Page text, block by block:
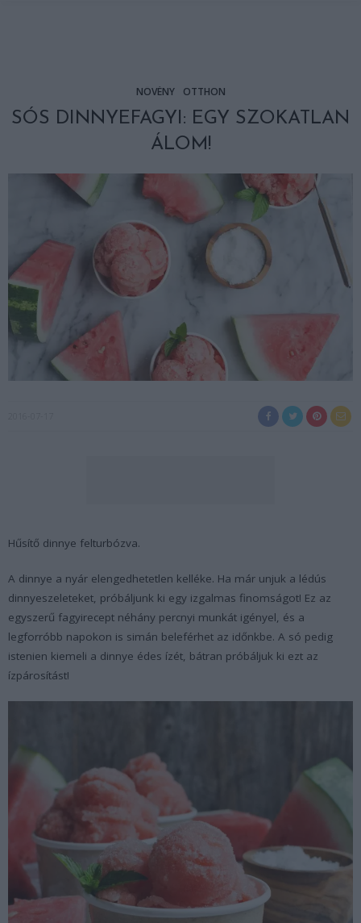
NÖVÉNY OTTHON
SÓS DINNYEFAGYI: EGY SZOKATLAN
ÁLOM!
Hűsítő dinnye felturbózva.
A dinnye a nyár elengedhetetlen kelléke. Ha már unjuk a lédús
dinnyeszeleteket, próbáljunk ki egy izgalmas finomságot! Ez az
egyszerű fagyirecept néhány percnyi munkát igényel, és a
legforróbb napokon is simán beleférhet az időnkbe. A só pedig
istenien kiemeli a dinnye édes ízét, bátran próbáljuk ki ezt az
ízpárosítást!